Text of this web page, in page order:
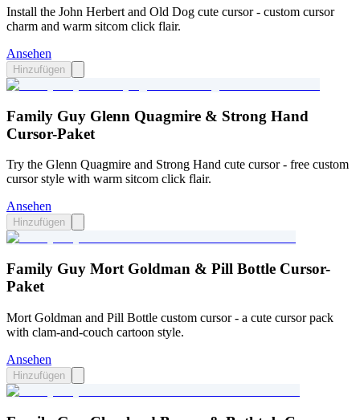
Install the John Herbert and Old Dog cute cursor - custom cursor
charm and warm sitcom click flair.
Ansehen
Hinzufügen
Family Guy Glenn Quagmire & Strong Hand
Cursor-Paket
Try the Glenn Quagmire and Strong Hand cute cursor - free custom
cursor style with warm sitcom click flair.
Ansehen
Hinzufügen
Family Guy Mort Goldman & Pill Bottle Cursor-
Paket
Mort Goldman and Pill Bottle custom cursor - a cute cursor pack
with clam-and-couch cartoon style.
Ansehen
Hinzufügen